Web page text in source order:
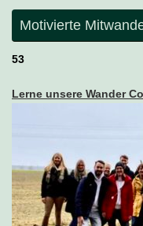
Motivierte
53
Lerne unsere Wander